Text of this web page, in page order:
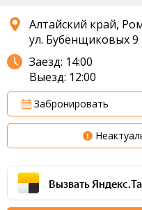
Алтайский край,
ул. Бубенщиковых 9
Заезд: 14:00
Выезд: 12:00
Забронировать
Вызвать